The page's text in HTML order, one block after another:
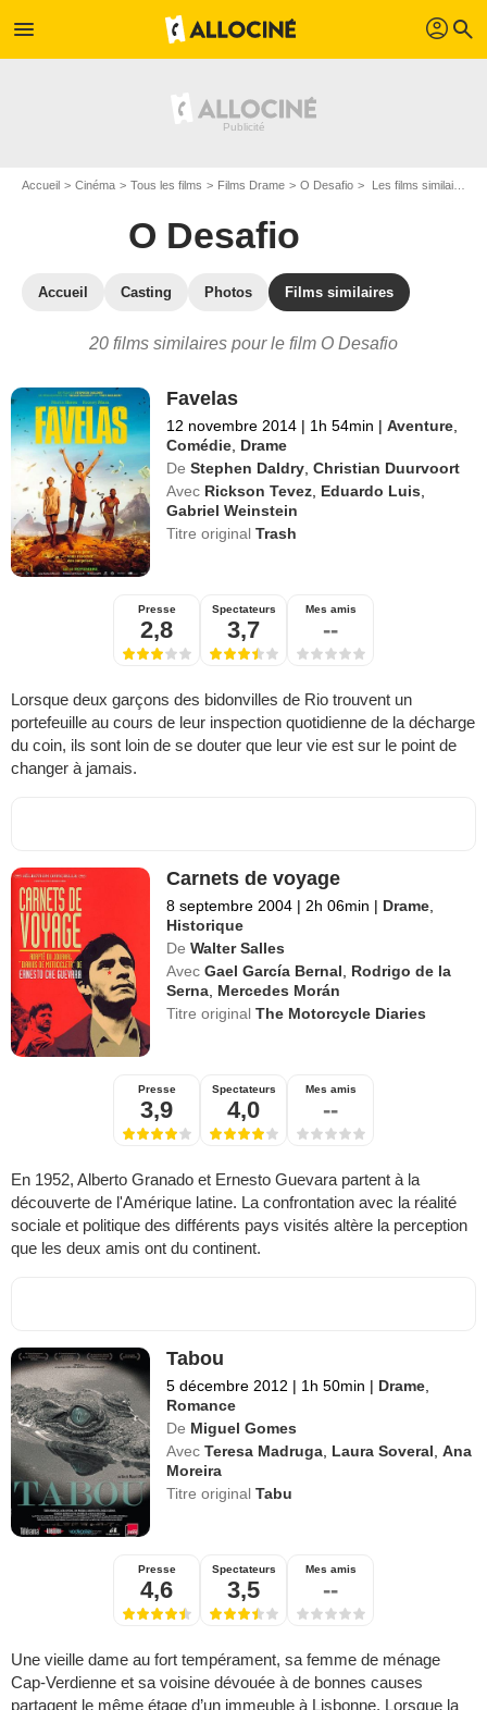
menu profil search
Accueil Cinéma Tous les films Films Drame O Desafio Les films similaires à "O Desafio"
O Desafio
Accueil Casting Photos Films similaires
20 films similaires pour le film O Desafio
Favelas
12 novembre 2014 | 1h 54min | Aventure
Comédie Drame
De Stephen Daldry ,Christian Duurvoort
Avec Rickson Tevez Eduardo Luis
Gabriel Weinstein
Titre originalTrash
Presse
2,8
Spectateurs
3,7
Mes amis
--
Lorsque deux garçons des bidonvilles de Rio trouvent un
portefeuille au cours de leur inspection quotidienne de la décharge
du coin, ils sont loin de se douter que leur vie est sur le point de
changer à jamais.
Carnets de voyage
8 septembre 2004 | 2h 06min | Drame
Historique
De Walter Salles
Avec Gael García Bernal
Rodrigo de la
Serna Mercedes Morán
Titre originalThe Motorcycle Diaries
Presse
3,9
Spectateurs
4,0
Mes amis
--
En 1952, Alberto Granado et Ernesto Guevara partent à la
découverte de l'Amérique latine. La confrontation avec la réalité
sociale et politique des différents pays visités altère la perception
que les deux amis ont du continent.
Tabou
5 décembre 2012 | 1h 50min | Drame
Romance
De Miguel Gomes
Avec Teresa Madruga Laura Soveral ,Ana
Moreira
Titre originalTabu
Presse
4,6
Spectateurs
3,5
Mes amis
--
Une vieille dame au fort tempérament, sa femme de ménage
Cap-Verdienne et sa voisine dévouée à de bonnes causes
partagent le même étage d’un immeuble à Lisbonne. Lorsque la